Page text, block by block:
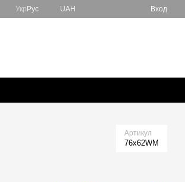
Укр Рус UAH Вход
Артикул
76x62WM